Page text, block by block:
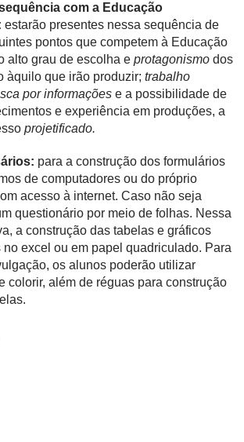
com a Educação
estarão presentes nessa sequência de
pontos que competem à Educação
alto grau de escolha e protagonismo dos
àquilo que irão produzir; trabalho
por informações e a possibilidade de
e experiência em produções, a
projetificado.
para a construção dos formulários
de computadores ou do próprio
acesso à internet. Caso não seja
questionário por meio de folhas. Nessa
a construção das tabelas e gráficos
no excel ou em papel quadriculado. Para
os alunos poderão utilizar
colorir, além de réguas para construção